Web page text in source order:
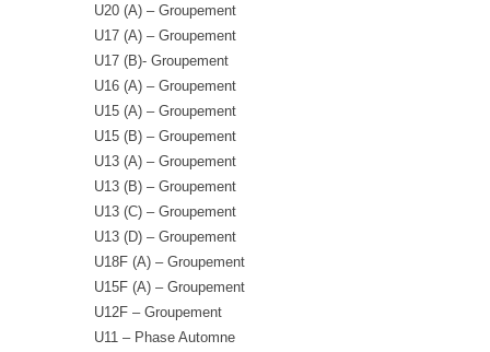
U20 (A) – Groupement
U17 (A) – Groupement
U17 (B)- Groupement
U16 (A) – Groupement
U15 (A) – Groupement
U15 (B) – Groupement
U13 (A) – Groupement
U13 (B) – Groupement
U13 (C) – Groupement
U13 (D) – Groupement
U18F (A) – Groupement
U15F (A) – Groupement
U12F – Groupement
U11 – Phase Automne